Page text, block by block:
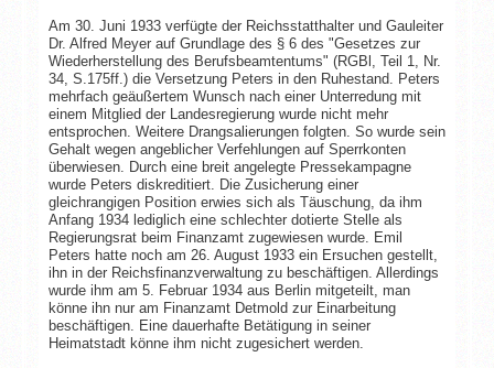
Am 30. Juni 1933 verfügte der Reichsstatthalter und Gauleiter
Dr. Alfred Meyer auf Grundlage des § 6 des "Gesetzes zur
Wiederherstellung des Berufsbeamtentums" (RGBl, Teil 1, Nr.
34, S.175ff.) die Versetzung Peters in den Ruhestand. Peters
mehrfach geäußertem Wunsch nach einer Unterredung mit
einem Mitglied der Landesregierung wurde nicht mehr
entsprochen. Weitere Drangsalierungen folgten. So wurde sein
Gehalt wegen angeblicher Verfehlungen auf Sperrkonten
überwiesen. Durch eine breit angelegte Pressekampagne
wurde Peters diskreditiert. Die Zusicherung einer
gleichrangigen Position erwies sich als Täuschung, da ihm
Anfang 1934 lediglich eine schlechter dotierte Stelle als
Regierungsrat beim Finanzamt zugewiesen wurde. Emil
Peters hatte noch am 26. August 1933 ein Ersuchen gestellt,
ihn in der Reichsfinanzverwaltung zu beschäftigen. Allerdings
wurde ihm am 5. Februar 1934 aus Berlin mitgeteilt, man
könne ihn nur am Finanzamt Detmold zur Einarbeitung
beschäftigen. Eine dauerhafte Betätigung in seiner
Heimatstadt könne ihm nicht zugesichert werden.